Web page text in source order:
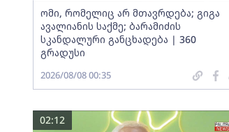
ომი, რომელიც არ მთავრდება; გიგა
ავალიანის საქმე; ბარამიძის
სკანდალური განცხადება | 360
გრადუსი
2026/08/08 00:35
02:12